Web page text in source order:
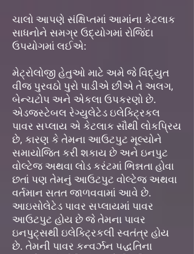
ચાલો આપણે સંક્ષિપ્તમાં આમાંના કેટલાક
સાધનોને સમગ્ર ઉદ્યોગમાં રોજિંદા
ઉપયોગમાં લઈએ:
મેટ્રોલોજી હેતુઓ માટે અમે જે વિદ્યુત
વીજ પુરવઠો પુરો પાડીએ છીએ તે અલગ,
બેન્ચટોપ અને એકલા ઉપકરણો છે.
એડજસ્ટેબલ રેગ્યુલેટેડ ઇલેક્ટ્રિકલ
પાવર સપ્લાય એ કેટલાક સૌથી લોકપ્રિય
છે, કારણ કે તેમના આઉટપુટ મૂલ્યોને
સમાયોજિત કરી શકાય છે અને ઇનપુટ
વોલ્ટેજ અથવા લોડ કરંટમાં ભિન્નતા હોવા
છતાં પણ તેમનું આઉટપુટ વોલ્ટેજ અથવા
વર્તમાન સતત જાળવવામાં આવે છે.
આઇસોલેટેડ પાવર સપ્લાયમાં પાવર
આઉટપુટ હોય છે જે તેમના પાવર
ઇનપુટ્સથી ઇલેક્ટ્રિકલી સ્વતંત્ર હોય
છે. તેમની પાવર કન્વર્ઝન પદ્ધતિના